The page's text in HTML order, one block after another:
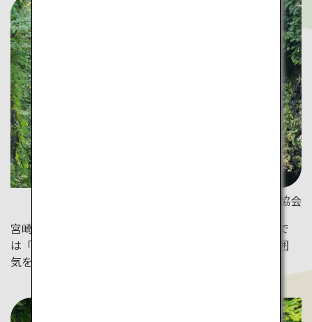
宮崎県観光協会
宮崎県の
は四季折々の顔を持つ景勝地。初夏で
は「真名井の滝」とそれを囲む新緑が作る涼しげな雰囲
気を満喫できます。